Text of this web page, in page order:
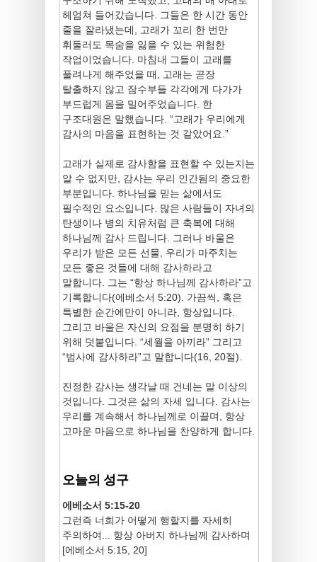
헤엄쳐 들어갔습니다. 그들은 한 시간 동안
줄을 잘라냈는데, 고래가 꼬리 한 번만
휘둘러도 목숨을 잃을 수 있는 위험한
작업이었습니다. 마침내 그들이 고래를
풀려나게 해주었을 때, 고래는 곧장
탈출하지 않고 잠수부들 각각에게 다가가
부드럽게 몸을 밀어주었습니다. 한
구조대원은 말했습니다. “고래가 우리에게
감사의 마음을 표현하는 것 같았어요.”
고래가 실제로 감사함을 표현할 수 있는지는
알 수 없지만, 감사는 우리 인간됨의 중요한
부분입니다. 하나님을 믿는 삶에서도
필수적인 요소입니다. 많은 사람들이 자녀의
탄생이나 병의 치유처럼 큰 축복에 대해
하나님께 감사 드립니다. 그러나 바울은
우리가 받은 모든 선물, 우리가 마주치는
모든 좋은 것들에 대해 감사하라고
말합니다. 그는 “항상 하나님께 감사하라”고
기록합니다(에베소서 5:20). 가끔씩, 혹은
특별한 순간에만이 아니라, 항상입니다.
그리고 바울은 자신의 요점을 분명히 하기
위해 덧붙입니다. “세월을 아끼라” 그리고
“범사에 감사하라”고 말합니다(16, 20절).
진정한 감사는 생각날 때 건네는 말 이상의
것입니다. 그것은 삶의 자세 입니다. 감사는
우리를 계속해서 하나님께로 이끌며, 항상
고마운 마음으로 하나님을 찬양하게 합니다.
오늘의 성구
에베소서 5:15-20
그런즉 너희가 어떻게 행할지를 자세히
주의하여... 항상 아버지 하나님께 감사하며
[에베소서 5:15, 20]